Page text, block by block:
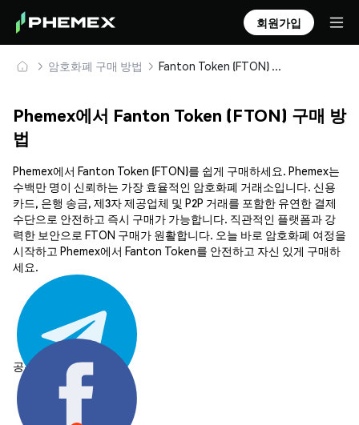
회원가입
암호화폐 구매 방법 Fanton Token (FTON) 안전하게 구매 및 보관
Phemex에서 Fanton Token (FTON) 구매 방
법
Phemex에서 Fanton Token (FTON)를 쉽게 구매하세요. Phemex는
수백만 명이 신뢰하는 가장 효율적인 암호화폐 거래소입니다. 신용
카드, 은행 송금, 제3자 제공업체 및 P2P 거래를 포함한 유연한 결제
수단으로 안전하고 즉시 구매가 가능합니다. 직관적인 플랫폼과 강
력한 보안으로 FTON 구매가 원활합니다. 오늘 바로 암호화폐 여정을
시작하고 Phemex에서 Fanton Token를 안전하고 자신 있게 구매하
세요.
공유하기: